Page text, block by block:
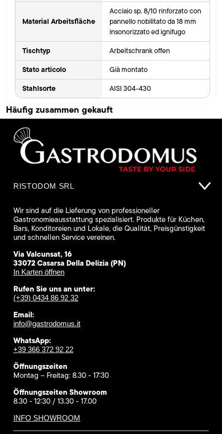
Material Arbeitsfläche
Acciaio sp. 8/10 rinforzato con
pannello nobilitato da 18 mm
insonorizzato ed ignifugo
Tischtyp Arbeitschrank offen
Stato articolo Già montato
Stahlsorte AISI 304-430
Häufig zusammen gekauft
RISTODOM SRL
Wir sind auf die Lieferung von professioneller
Gastronomieausstattung spezialisiert. Produkte für Küchen,
Bars, Konditoreien und Lokale, die Qualität, Preisgünstigkeit
und schnellen Service vereinen.
Via Valcunsat, 16
33072 Casarsa Della Delizia (PN)
In Karten öffnen
Rufen Sie uns an unter:
(+39) 0434 86 92 32
Email:
info@gastrodomus.it
WhatsApp:
+39 366 372 92 22
Öffnungszeiten
Montag – Freitag: 8.30 - 17:30
Öffnungszeiten Showroom
8.30 - 12:30 / 13.30 - 17.00
INFO SHOWROOM